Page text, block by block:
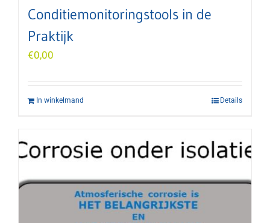
Conditiemonitoringstools in de
Praktijk
€0,00
In winkelmand Details